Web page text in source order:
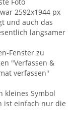
2592x1944 px
und auch das
langsamer
Fenster zu
"Verfassen &
verfassen"
kleines Symbol
ist einfach nur die